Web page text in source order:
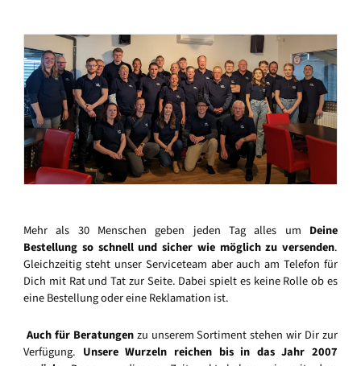
Mehr als 30 Menschen geben jeden Tag alles um Deine
Bestellung so schnell und sicher wie möglich zu versenden.
Gleichzeitig steht unser Serviceteam aber auch am Telefon für
Dich mit Rat und Tat zur Seite. Dabei spielt es keine Rolle ob es
eine Bestellung oder eine Reklamation ist.
Auch für Beratungenzu unserem Sortiment stehen wir Dir zur
Verfügung. Unsere Wurzeln reichen bis in das Jahr 2007